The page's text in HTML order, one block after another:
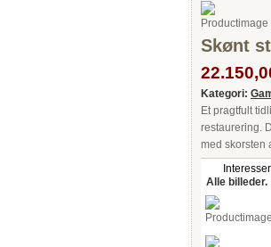
Skønt
Kategori:
Et pragtfult
restaurering.
med skorsten
Alle billeder.